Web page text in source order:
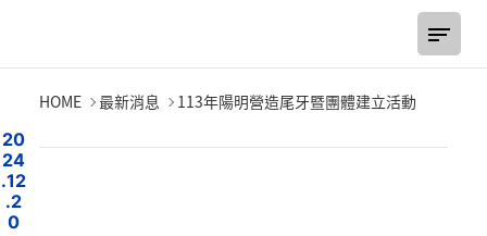
113年陽明營造尾牙暨團體建立活動
HOME 最新消息
113年陽明營造尾牙暨團體建立活動
20
24
.12
.2
0